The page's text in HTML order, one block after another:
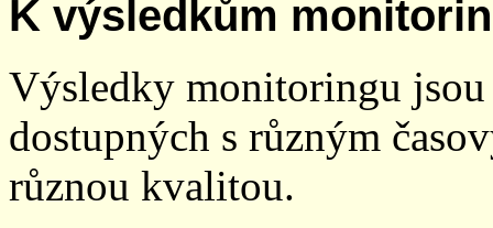
K výsledkům
Výsledky monitoringu
dostupných s různým
různou kvalitou.